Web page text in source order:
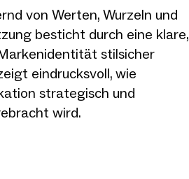
von Werten, Wurzeln und
besticht durch eine klare,
stilsicher
eindrucksvoll, wie
strategisch und
wird.